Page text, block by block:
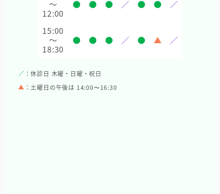
～
12:00
● ● ● ／ ● ● ／
15:00
～
18:30
● ● ● ／ ● ▲ ／
／ ：休診日 木曜・日曜・祝日
▲ ：土曜日の午後は 14:00〜16:30